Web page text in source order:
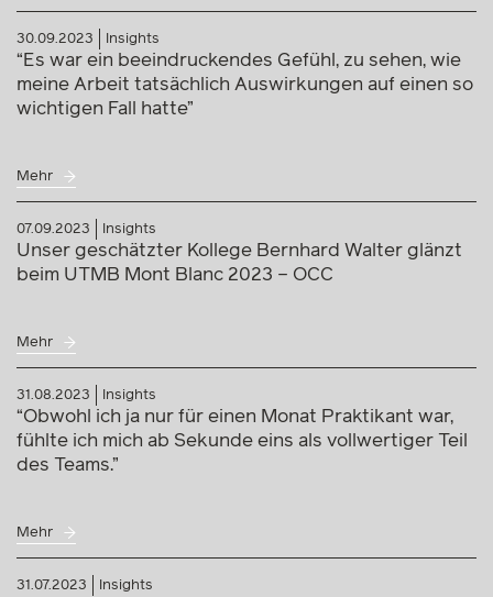
30.09.2023 Insights
“Es war ein beeindruckendes Gefühl, zu sehen, wie
meine Arbeit tatsächlich Auswirkungen auf einen so
wichtigen Fall hatte”
Mehr
07.09.2023 Insights
Unser geschätzter Kollege Bernhard Walter glänzt
beim UTMB Mont Blanc 2023 – OCC
Mehr
31.08.2023 Insights
“Obwohl ich ja nur für einen Monat Praktikant war,
fühlte ich mich ab Sekunde eins als vollwertiger Teil
des Teams.”
Mehr
31.07.2023 Insights